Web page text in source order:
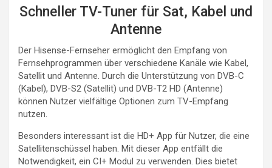
Schneller TV-Tuner für Sat, Kabel und
Antenne
Der Hisense-Fernseher ermöglicht den Empfang von
Fernsehprogrammen über verschiedene Kanäle wie Kabel,
Satellit und Antenne. Durch die Unterstützung von DVB-C
(Kabel), DVB-S2 (Satellit) und DVB-T2 HD (Antenne)
können Nutzer vielfältige Optionen zum TV-Empfang
nutzen.
Besonders interessant ist die HD+ App für Nutzer, die eine
Satellitenschüssel haben. Mit dieser App entfällt die
Notwendigkeit, ein CI+ Modul zu verwenden. Dies bietet